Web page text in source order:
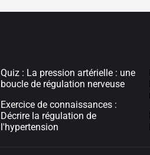
Quiz : La pression artérielle : une
boucle de régulation nerveuse
Exercice de connaissances :
Décrire la régulation de
l'hypertension